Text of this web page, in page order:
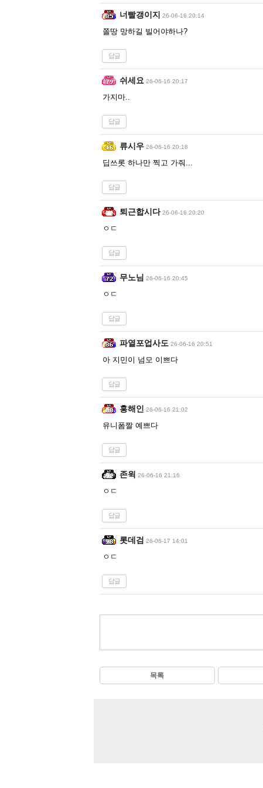
너빨갱이지 26-06-16 20:14
쫄땅 망하길 빌어야하나?
답글
쉬세요 26-06-16 20:17
가지마..
답글
류시우 26-06-16 20:18
딥쓰롯 하나만 찍고 가줘...
답글
퇴근합시다 26-06-16 20:20
ㅇㄷ
답글
무노님 26-06-16 20:45
ㅇㄷ
답글
파열포업사도 26-06-16 20:51
아 지민이 넘모 이쁘다
답글
홍해인 26-06-16 21:02
유니폼짤 예쁘다
답글
존윅 26-06-16 21:16
ㅇㄷ
답글
롯데검 26-06-17 14:01
ㅇㄷ
답글
목록